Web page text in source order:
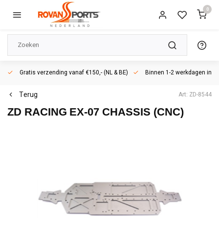
0
Gratis verzending vanaf €150,- (NL & BE) Binnen 1-2 werkdagen in
Terug Art: ZD-8544
ZD RACING EX-07 CHASSIS (CNC)